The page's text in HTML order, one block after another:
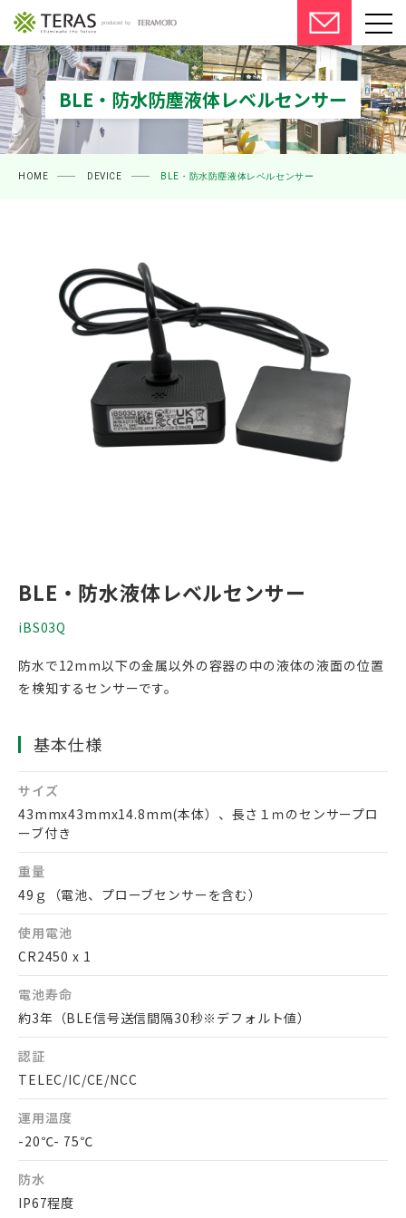
サービス一覧
デバイス
導入事例
よくあるご質問
会社概要
ご利用中の方へ
サイトマップ
BLE・防水防塵液体レベルセンサー
HOME DEVICE BLE・防水防塵液体レベルセンサー
BLE・防水液体レベルセンサー
iBS03Q
防水で12mm以下の金属以外の容器の中の液体の液面の位置
を検知するセンサーです。
基本仕様
サイズ
43mmx43mmx14.8mm(本体）、長さ１ｍのセンサープロ
ーブ付き
重量
49ｇ（電池、プローブセンサーを含む）
使用電池
CR2450 x 1
電池寿命
約3年（BLE信号送信間隔30秒※デフォルト値）
認証
TELEC/IC/CE/NCC
運用温度
-20℃- 75℃
防水
IP67程度